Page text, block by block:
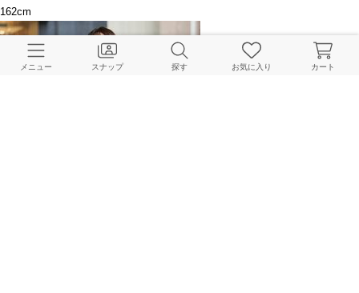
162cm
メニュー スナップ 探す お気に入り カート